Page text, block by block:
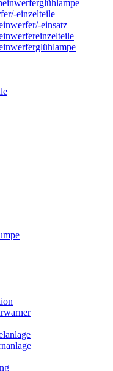
einzelteile
einsatz